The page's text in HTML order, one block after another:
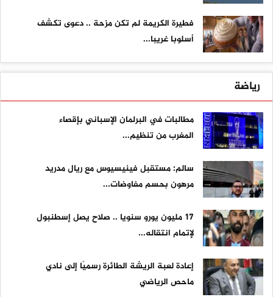
فطيرة الكريمة لم تكن مزحة .. دعوى تكشف
أسلوبا غريبا...
رياضة
مطالبات في البرلمان الإسباني بإقصاء
المغرب من تنظيم...
سالم: مستقبل فينيسيوس مع ريال مدريد
مرهون بحسم مفاوضات...
17 مليون يورو سنويا .. صلاح يصل إسطنبول
لإتمام انتقاله...
إعادة لعبة الريشة الطائرة رسميًا إلى نادي
ماحص الرياضي